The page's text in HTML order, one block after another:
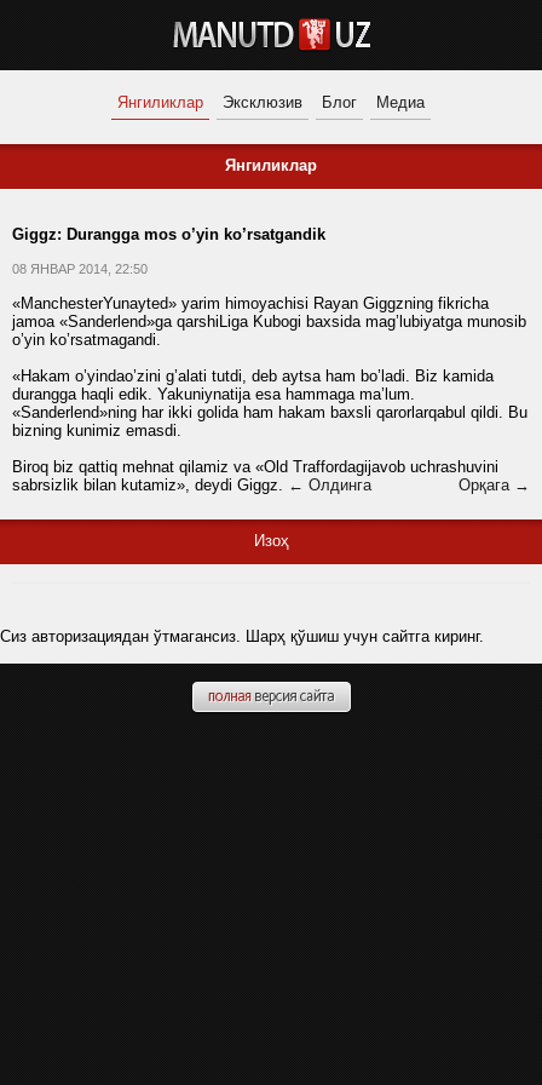
Янгиликлар Эксклюзив Блог Медиа
Янгиликлар
Giggz: Durangga mos o’yin ko’rsatgandik
08 ЯНВАР 2014, 22:50
«ManchesterYunayted» yarim himoyachisi Rayan Giggzning fikricha
jamoa «Sanderlend»ga qarshiLiga Kubogi baxsida mag’lubiyatga munosib
o’yin ko’rsatmagandi.
«Hakam o’yindao’zini g’alati tutdi, deb aytsa ham bo’ladi. Biz kamida
durangga haqli edik. Yakuniynatija esa hammaga ma’lum.
«Sanderlend»ning har ikki golida ham hakam baxsli qarorlarqabul qildi. Bu
bizning kunimiz emasdi.
Biroq biz qattiq mehnat qilamiz va «Old Traffordagijavob uchrashuvini
sabrsizlik bilan kutamiz», deydi Giggz. ← Олдинга Орқага →
Изоҳ
Сиз авторизациядан ўтмагансиз. Шарҳ қўшиш учун сайтга киринг.